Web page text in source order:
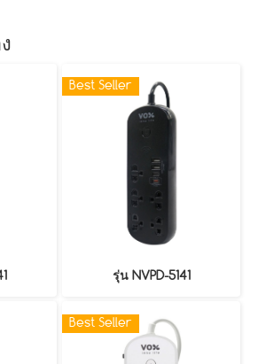
Best Seller
รุ่น NVPD-5141
Best Seller